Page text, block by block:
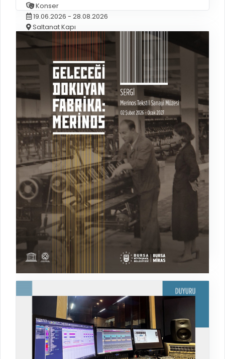
Konser
19.06.2026 - 28.08.2026
Saltanat Kapı
02.02.2026 - 02.02.2027
MERİNOS TEKSTİL SANAYİ MÜZESİ